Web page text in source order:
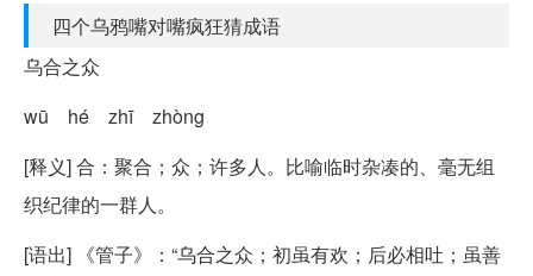
四个乌鸦嘴对嘴疯狂猜成语
乌合之众
wū hé zhī zhòng
[释义] 合：聚合；众；许多人。比喻临时杂凑的、毫无组
织纪律的一群人。
[语出] 《管子》：“乌合之众；初虽有欢；后必相吐；虽善